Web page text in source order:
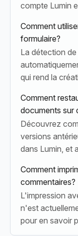
compte Lumin
Comment
formulaire?
La détection
qui rend la
Comment
documents sur
Découvrez
versions
dans Lumin, et
Comment
commentaires?
L'impression
n'est
pour en savoir